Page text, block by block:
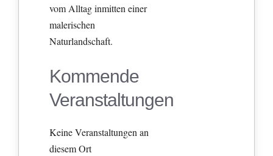
vom Alltag inmitten einer
malerischen
Naturlandschaft.
Kommende
Veranstaltungen
Keine Veranstaltungen an
diesem Ort